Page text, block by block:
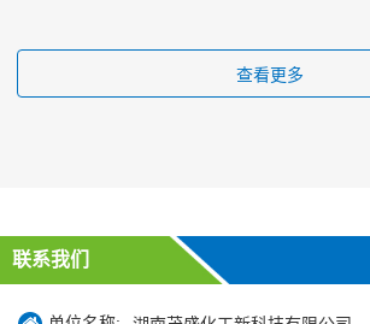
查看更多
联系我们